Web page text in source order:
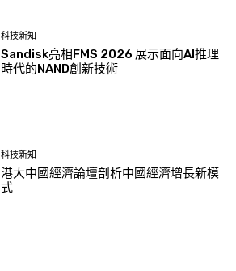
科技新知
Sandisk亮相FMS 2026 展示面向AI推理
時代的NAND創新技術
科技新知
港大中國經濟論壇剖析中國經濟增長新模
式